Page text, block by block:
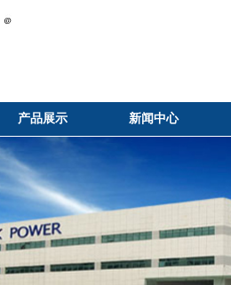
产品展示 新闻中心